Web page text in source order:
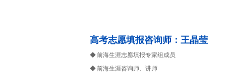
验；PMP项目管理专业人士。
生涯箴言：凡事预则立，不预则废。生涯更是如此！
高考志愿填报咨询师：王晶莹
◆ 前海生涯志愿填报专家组成员
◆ 前海生涯咨询师、讲师